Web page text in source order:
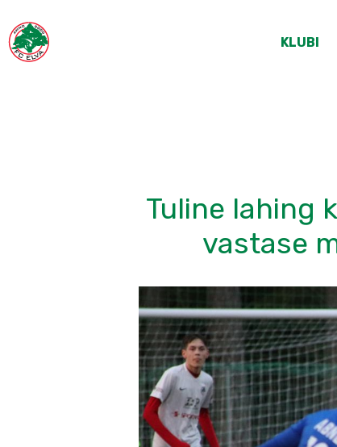
KLUBI
Tuline lahing
vastase